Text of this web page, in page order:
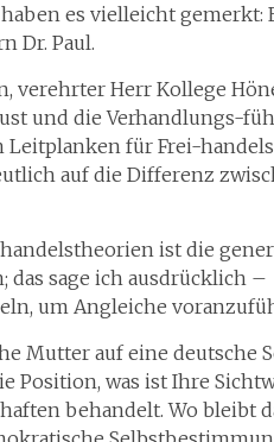
es vielleicht gemerkt:
Dr. Paul.
verehrter Herr Kollege
und die Verhandlungs-
Leitplanken für Frei-
auf die Differenz
ist die
das sage ich ausdrücklich –
um Angleiche
Mutter auf eine deutsche
Position, was ist Ihre
behandelt. Wo bleibt